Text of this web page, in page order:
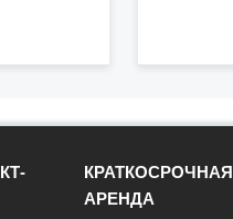
КРАТКОСРОЧНАЯ
АРЕНДА